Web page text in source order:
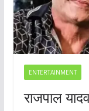
ENTERTAINMENT
राजपाल